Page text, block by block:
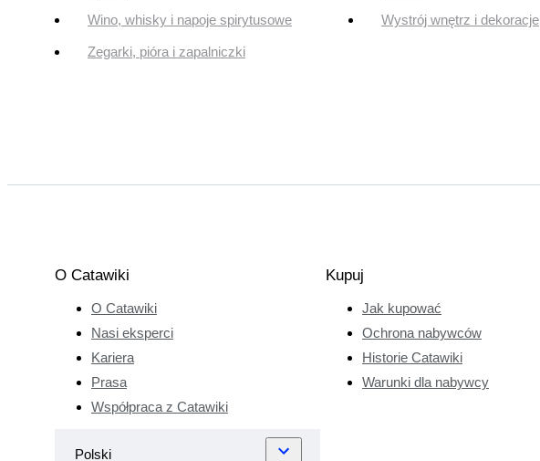
Wino, whisky i napoje spirytusowe Wystrój wnętrz i dekoracje
Zegarki, pióra i zapalniczki
O Catawiki
O Catawiki
Nasi eksperci
Kariera
Prasa
Współpraca z Catawiki
Kupuj
Jak kupować
Ochrona nabywców
Historie Catawiki
Warunki dla nabywcy